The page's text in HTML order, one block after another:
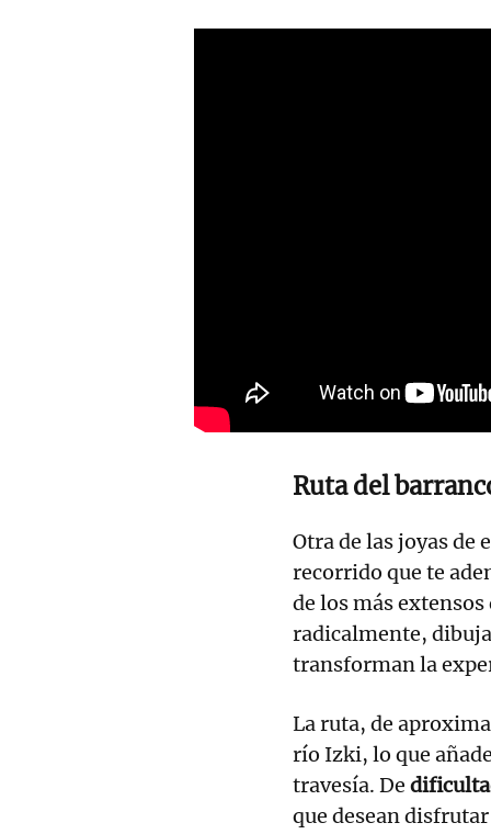
Ruta del
Otra de las joyas de
recorrido que te
de los más
radicalmente,
transforman la
La ruta, de
río Izki, lo que
travesía. De
que desean